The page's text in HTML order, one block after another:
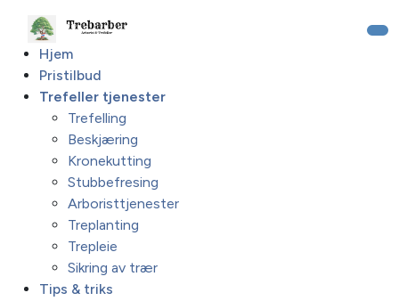
Hjem
Pristilbud
Trefeller tjenester
Trefelling
Beskjæring
Kronekutting
Stubbefresing
Arboristtjenester
Treplanting
Trepleie
Sikring av trær
Tips & triks